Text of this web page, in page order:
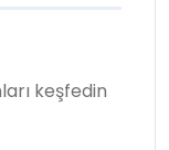
keşfedin